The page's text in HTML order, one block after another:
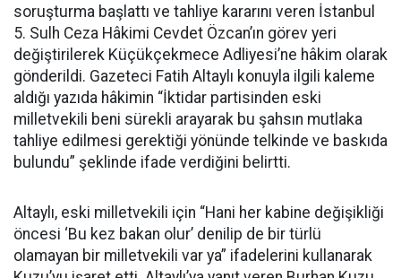
soruşturma başlattı ve tahliye kararını veren İstanbul
5. Sulh Ceza Hâkimi Cevdet Özcan’ın görev yeri
değiştirilerek Küçükçekmece Adliyesi’ne hâkim olarak
gönderildi. Gazeteci Fatih Altaylı konuyla ilgili kaleme
aldığı yazıda hâkimin “İktidar partisinden eski
milletvekili beni sürekli arayarak bu şahsın mutlaka
tahliye edilmesi gerektiği yönünde telkinde ve baskıda
bulundu” şeklinde ifade verdiğini belirtti.
Altaylı, eski milletvekili için “Hani her kabine değişikliği
öncesi ‘Bu kez bakan olur’ denilip de bir türlü
olamayan bir milletvekili var ya” ifadelerini kullanarak